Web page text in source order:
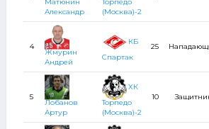
Александр
(Москва)-2
4
Жмурин
Андрей
КБ
Спартак
25
5
Лобанов
Артур
ХК
Торпедо
(Москва)-2
10